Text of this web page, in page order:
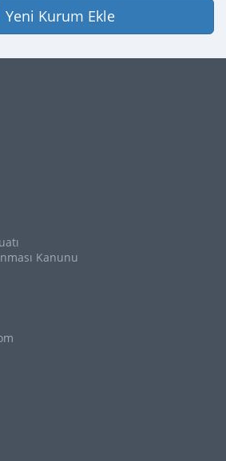
Yeni Kurum Ekle
Kanunu